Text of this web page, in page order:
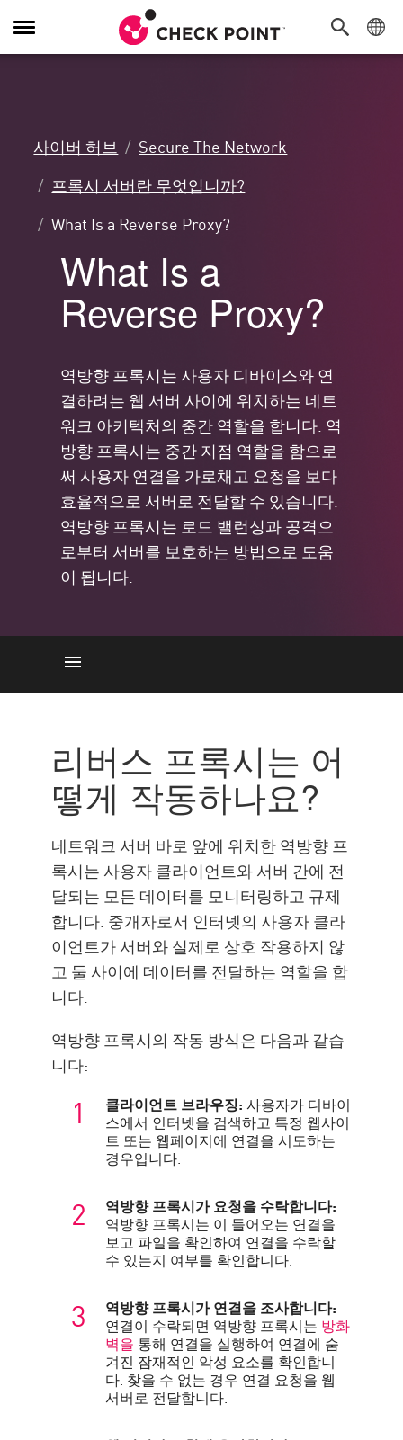
탐
색
사이버 허브
Secure The Network
프록시 서버란 무엇입니까?
What Is a Reverse Proxy?
What Is a
Reverse Proxy?
역방향 프록시는 사용자 디바이스와 연
결하려는 웹 서버 사이에 위치하는 네트
워크 아키텍처의 중간 역할을 합니다. 역
방향 프록시는 중간 지점 역할을 함으로
써 사용자 연결을 가로채고 요청을 보다
효율적으로 서버로 전달할 수 있습니다.
역방향 프록시는 로드 밸런싱과 공격으
로부터 서버를 보호하는 방법으로 도움
이 됩니다.
사용 사례
역방향 프록시 대 정방향 프록시
역방향 프록시를 구현하는 방법
프록시 방화벽 체크 포인트를 통
한 보안
리소스
리버스 프록시는 어
떻게 작동하나요?
네트워크 서버 바로 앞에 위치한 역방향 프
록시는 사용자 클라이언트와 서버 간에 전
달되는 모든 데이터를 모니터링하고 규제
합니다. 중개자로서 인터넷의 사용자 클라
이언트가 서버와 실제로 상호 작용하지 않
고 둘 사이에 데이터를 전달하는 역할을 합
니다.
역방향 프록시의 작동 방식은 다음과 같습
니다:
클라이언트 브라우징:사용자가 디바이
스에서 인터넷을 검색하고 특정 웹사이
트 또는 웹페이지에 연결을 시도하는
경우입니다.
역방향 프록시가 요청을 수락합니다:
역방향 프록시는 이 들어오는 연결을
보고 파일을 확인하여 연결을 수락할
수 있는지 여부를 확인합니다.
역방향 프록시가 연결을 조사합니다:
연결이 수락되면 역방향 프록시는 방화
벽을 통해 연결을 실행하여 연결에 숨
겨진 잠재적인 악성 요소를 확인합니
다. 찾을 수 없는 경우 연결 요청을 웹
서버로 전달합니다.